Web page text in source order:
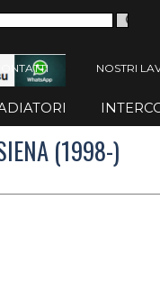
Salta menù
CONTATTI NOSTRI
▼
(1998-)